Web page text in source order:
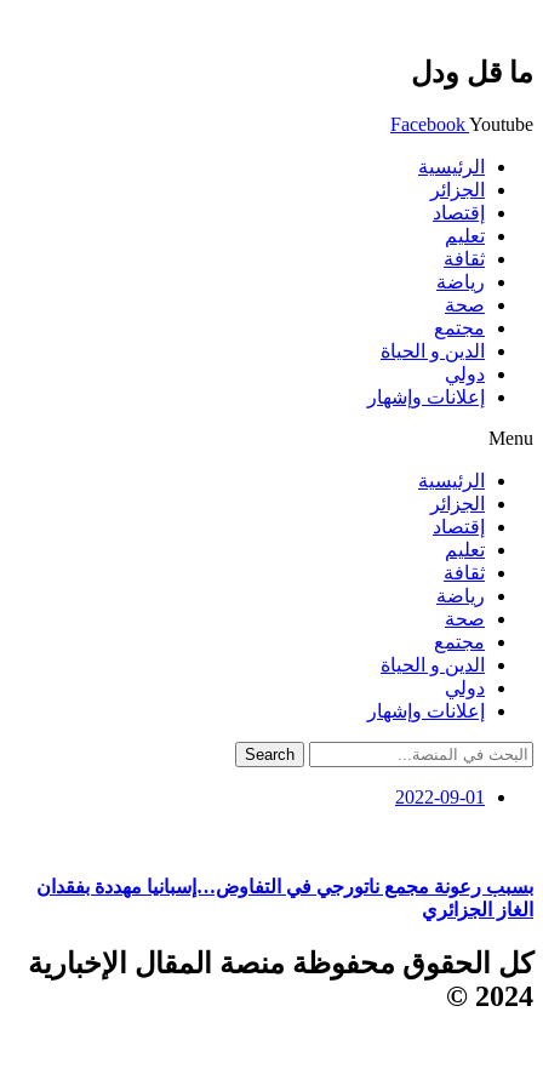
ما قل ودل
FacebookYoutube
الرئيسية
الجزائر
إقتصاد
تعليم
ثقافة
رياضة
صحة
مجتمع
الدين و الحياة
دولي
إعلانات وإشهار
Menu
الرئيسية
الجزائر
إقتصاد
تعليم
ثقافة
رياضة
صحة
مجتمع
الدين و الحياة
دولي
إعلانات وإشهار
Search
2022-09-01
بسبب رعونة مجمع ناتورجي في التفاوض…إسبانيا مهددة بفقدان
الغاز الجزائري
كل الحقوق محفوظة منصة المقال الإخبارية
2024 ©